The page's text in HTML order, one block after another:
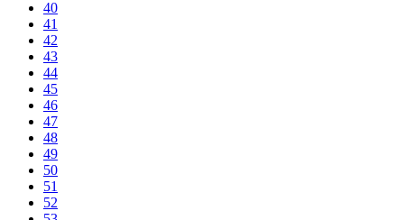
40
41
42
43
44
45
46
47
48
49
50
51
52